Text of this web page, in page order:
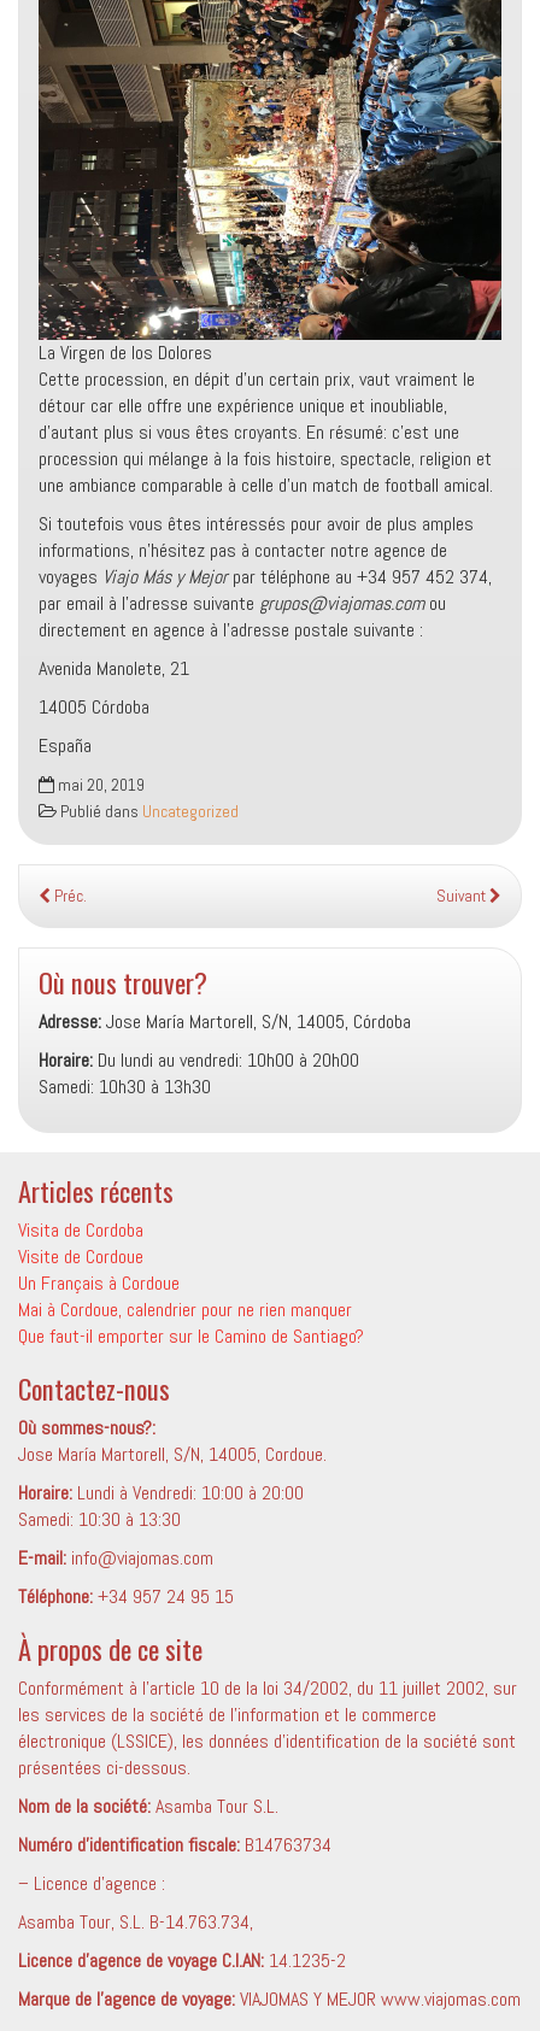
La Virgen de los Dolores
Cette procession, en dépit d’un certain prix, vaut vraiment le
détour car elle offre une expérience unique et inoubliable,
d’autant plus si vous êtes croyants. En résumé: c’est une
procession qui mélange à la fois histoire, spectacle, religion et
une ambiance comparable à celle d’un match de football amical.
Si toutefois vous êtes intéressés pour avoir de plus amples
informations, n’hésitez pas à contacter notre agence de
voyages Viajo Más y Mejorpar téléphone au +34 957 452 374,
par email à l’adresse suivante grupos@viajomas.comou
directement en agence à l’adresse postale suivante :
Avenida Manolete, 21
14005 Córdoba
España
mai 20, 2019
Publié dans Uncategorized
Préc. Suivant
Où nous trouver?
Adresse:Jose María Martorell, S/N, 14005, Córdoba
Horaire: Du lundi au vendredi: 10h00 à 20h00
Samedi: 10h30 à 13h30
Articles récents
Visita de Cordoba
Visite de Cordoue
Un Français à Cordoue
Mai à Cordoue, calendrier pour ne rien manquer
Que faut-il emporter sur le Camino de Santiago?
Contactez-nous
Où sommes-nous?:
Jose María Martorell, S/N, 14005, Cordoue.
Horaire: Lundi à Vendredi: 10:00 à 20:00
Samedi: 10:30 à 13:30
E-mail: info@viajomas.com
Téléphone:+34 957 24 95 15
À propos de ce site
Conformément à l’article 10 de la loi 34/2002, du 11 juillet 2002, sur
les services de la société de l’information et le commerce
électronique (LSSICE), les données d’identification de la société sont
présentées ci-dessous.
Nom de la société:Asamba Tour S.L.
Numéro d’identification fiscale: B14763734
– Licence d’agence :
Asamba Tour, S.L. B-14.763.734,
Licence d’agence de voyage C.I.AN: 14.1235-2
Marque de l’agence de voyage:VIAJOMAS Y MEJOR www.viajomas.com